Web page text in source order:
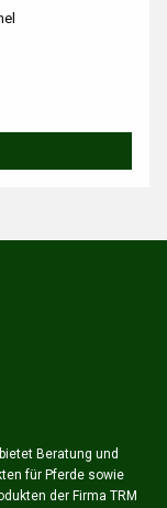
Beratung und
für Pferde sowie
der Firma TRM